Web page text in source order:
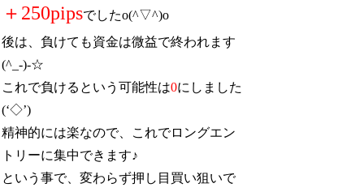
＋250pipsでしたo(^▽^)o
後は、負けても資金は微益で終われます
(^_-)-☆
これで負けるという可能性は0にしました
(‘◇’)ゞ
精神的には楽なので、これでロングエン
トリーに集中できます♪
という事で、変わらず押し目買い狙いで